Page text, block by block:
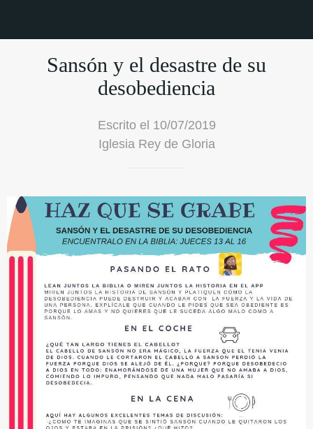
Sansón y el desastre de su
desobediencia
Escrito el 10/07/2019
Iglesia Rey de Gloria